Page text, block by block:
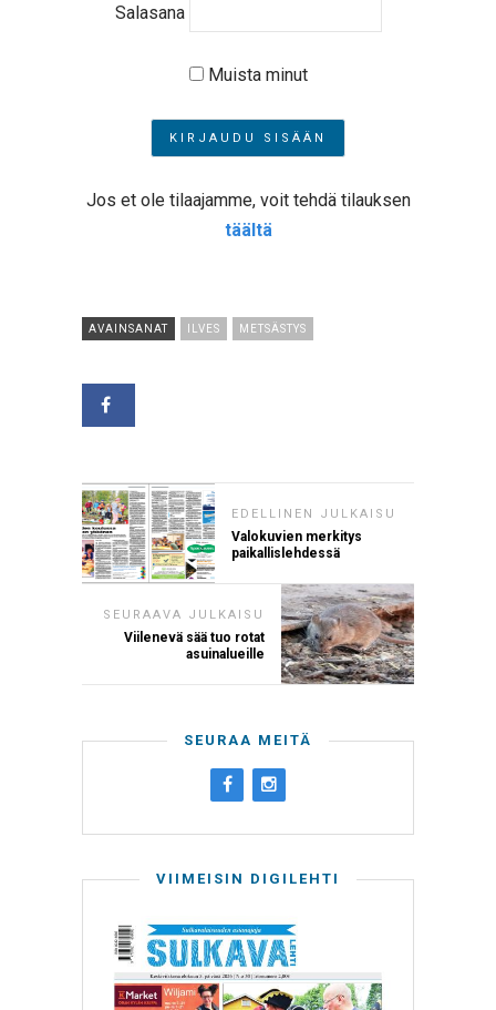
Salasana
Muista minut
Jos et ole tilaajamme, voit tehdä tilauksen
täältä
AVAINSANAT ILVES METSÄSTYS
EDELLINEN JULKAISU
Valokuvien merkitys
paikallislehdessä
SEURAAVA JULKAISU
Viilenevä sää tuo rotat
asuinalueille
SEURAA MEITÄ
VIIMEISIN DIGILEHTI